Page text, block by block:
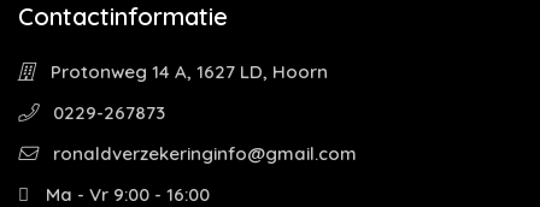
Contactinformatie
Protonweg 14 A, 1627 LD, Hoorn
0229-267873
ronaldverzekeringinfo@gmail.com
Ma - Vr 9:00 - 16:00